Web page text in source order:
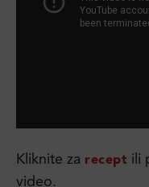
Kliknite za recept ili
video.